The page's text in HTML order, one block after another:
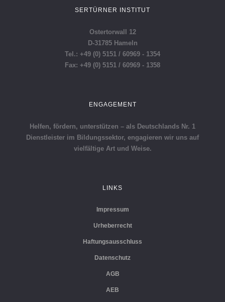
SERTÜRNER INSTITUT
Ostertorwall 12
D-31785 Hameln
Tel.: +49 (0) 5151 / 60969 - 1354
Fax: +49 (0) 5151 / 60969 - 1358
ENGAGEMENT
Helfen, fördern, unterstützen – als Deutschlands Nr. 1
Dienstleister im Bildungssektor, engagieren wir uns auf
vielfältige Art und Weise.
LINKS
Impressum
Urheberrecht
Haftungsausschluss
Datenschutz
AGB
AEB